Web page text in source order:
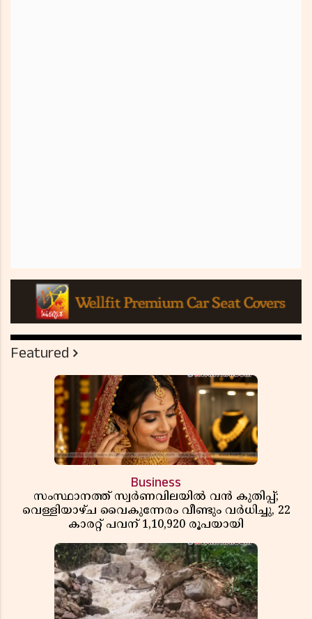
Featured
Business
സംസ്ഥാനത്ത് സ്വർണവിലയിൽ വൻ കുതിപ്പ്;
വെള്ളിയാഴ്ച വൈകുന്നേരം വീണ്ടും വർധിച്ചു, 22
കാരറ്റ് പവന് 1,10,920 രൂപയായി